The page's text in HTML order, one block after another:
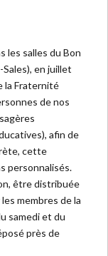
les salles du Bon
en juillet
la Fraternité
de nos
afin de
cette
personnalisés.
être distribuée
membres de la
samedi et du
près de